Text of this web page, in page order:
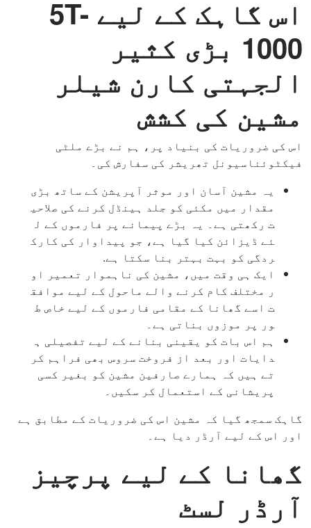
اس گاہک کے لیے 5T-
1000 بڑی کثیر
الجہتی کارن شیلر
مشین کی کشش
اس کی ضروریات کی بنیاد پر، ہم نے بڑے ملٹی
فیکٹوئناسیونل تھریشر کی سفارش کی۔
یہ مشین آسان اور موثر آپریشن کے ساتھ بڑی
مقدار میں مکئی کو جلد ہینڈل کرنے کی صلاحی
ت رکھتی ہے۔ یہ بڑے پیمانے پر فارموں کے ل
ئے ڈیزائن کیا گیا ہے، جو پیداوار کی کارک
ردگی کو بہت بہتر بنا سکتا ہے.
ایک ہی وقت میں، مشین کی ناہموار تعمیر او
ر مختلف کام کرنے والے ماحول کے لیے موافق
ت اسے گھانا کے مقامی فارموں کے لیے خاص ط
ور پر موزوں بناتی ہے۔
ہم اس بات کو یقینی بنانے کے لیے تفصیلی ہ
دایات اور بعد از فروخت سروس بھی فراہم کر
تے ہیں کہ ہمارے صارفین مشین کو بغیر کسی
پریشانی کے استعمال کر سکیں۔
گاہک سمجھ گیا کہ مشین اس کی ضروریات کے مطابق ہے
اور اس کے لیے آرڈر دیا ہے۔
گھانا کے لیے پرچیز
آرڈر لسٹ